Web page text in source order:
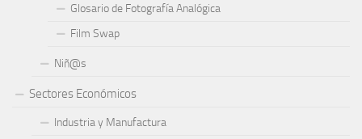
Glosario de Fotografía Analógica
Film Swap
Niñ@s
Sectores Económicos
Industria y Manufactura